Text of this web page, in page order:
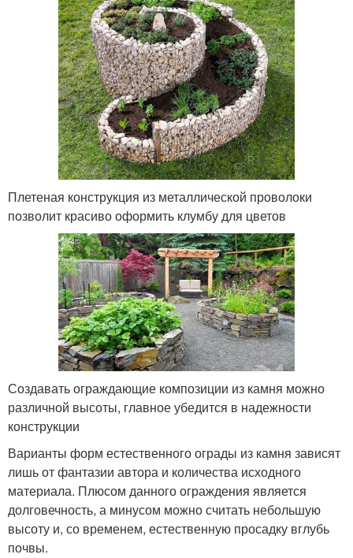
Плетеная конструкция из металлической проволоки
позволит красиво оформить клумбу для цветов
Создавать ограждающие композиции из камня можно
различной высоты, главное убедится в надежности
конструкции
Варианты форм естественного ограды из камня зависят
лишь от фантазии автора и количества исходного
материала. Плюсом данного ограждения является
долговечность, а минусом можно считать небольшую
высоту и, со временем, естественную просадку вглубь
почвы.